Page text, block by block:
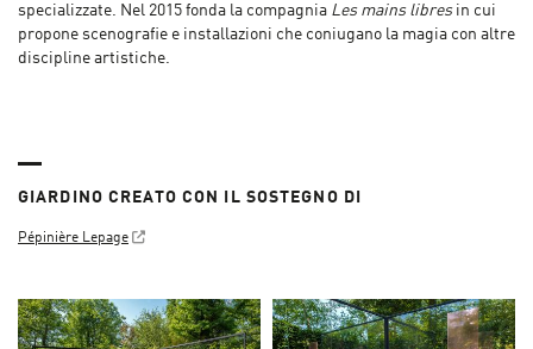
specializzate. Nel 2015 fonda la compagnia Les mains libresin cui
propone scenografie e installazioni che coniugano la magia con altre
discipline artistiche.
GIARDINO CREATO CON IL SOSTEGNO DI
Pépinière Lepage